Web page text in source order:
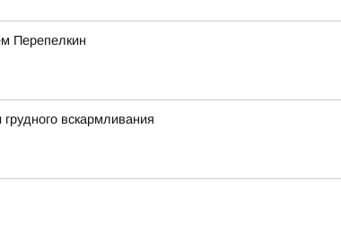
Перепелкин
вскармливания